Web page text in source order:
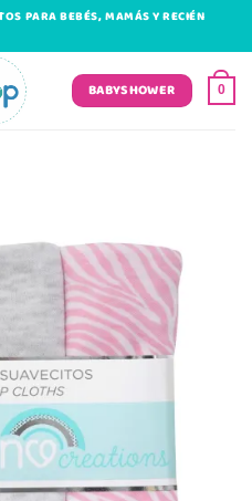
PARA BEBÉS, MAMÁS Y RECIÉN
BABYSHOWER 0